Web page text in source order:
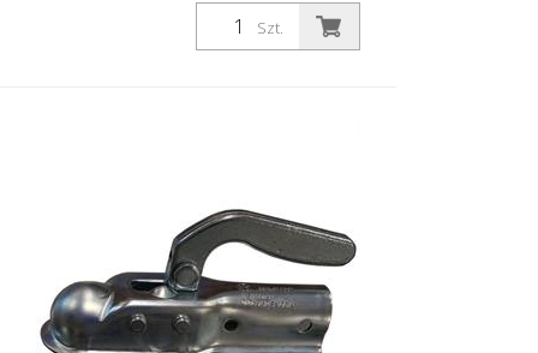
zastąpiony pneumatycznym
zawieszeniem pistoletu lub tarczami
podłoża torów wyścigowych
Szt.